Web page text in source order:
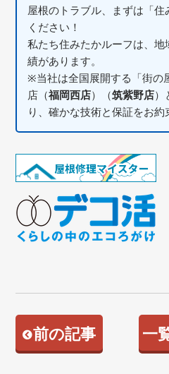
屋根のトラブル、まずは「
ください！
私たち住みたかルーフは、地
績があります。
※当社は全国展開する「街の
店（福岡西店）（筑紫野店）
り、確かな技術と保証をお約
前の記事 一